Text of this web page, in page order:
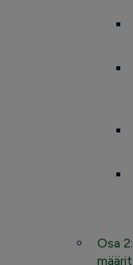
Osa